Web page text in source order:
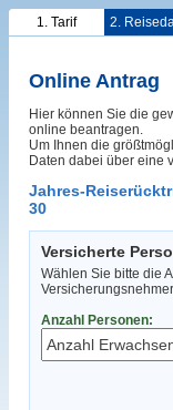
1. Tarif 2.
Online Antrag
Hier können Sie die
online beantragen.
Um Ihnen die
Daten dabei über eine
Jahres-
30
Versicherte
Wählen Sie bitte die
Anzahl Personen: